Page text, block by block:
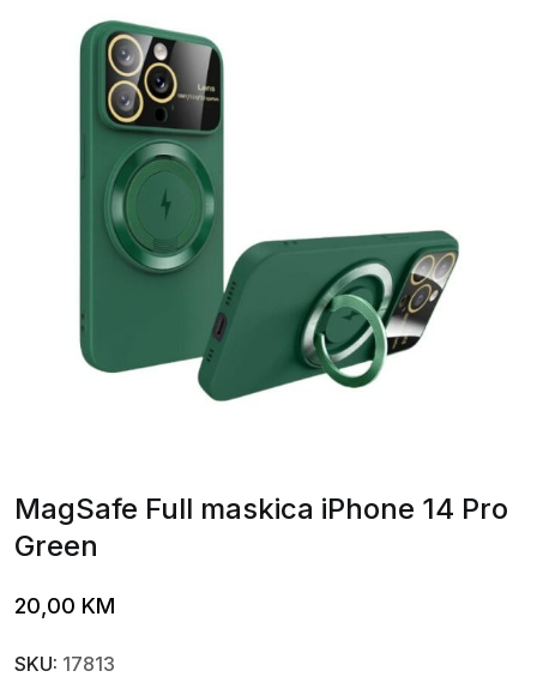
MagSafe Full maskica iPhone 14 Pro
Green
20,00 KM
SKU: 17813